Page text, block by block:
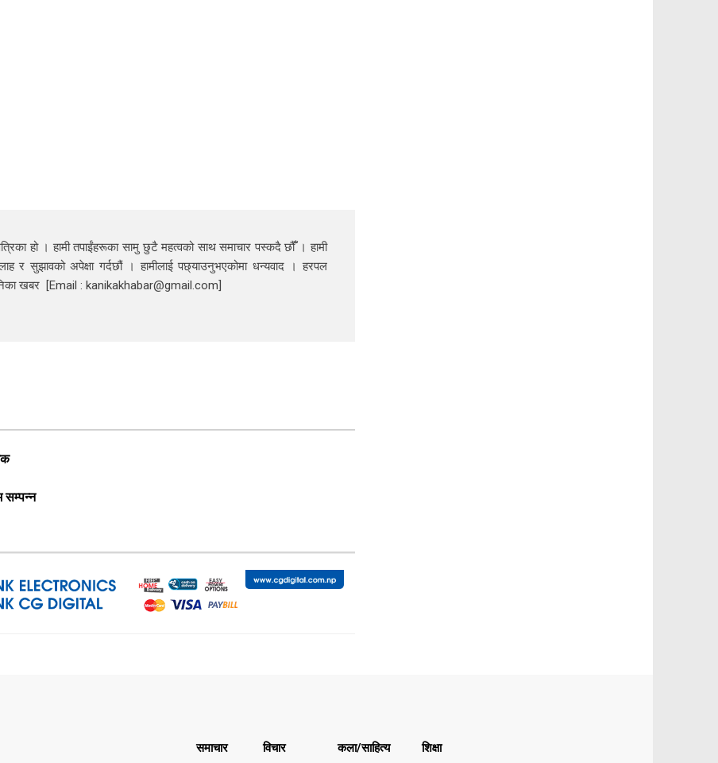
हो । हामी तपाईंहरूका सामु छुटै महत्वको साथ समाचार पस्कदै छौँँ । हामी
र सुझावको अपेक्षा गर्दछौं । हामीलाई पछ्याउनुभएकोमा धन्यवाद । हरपल
खबर [Email : kanikakhabar@gmail.com]
सम्पन्न
समाचार विचार कला/साहित्य शिक्षा